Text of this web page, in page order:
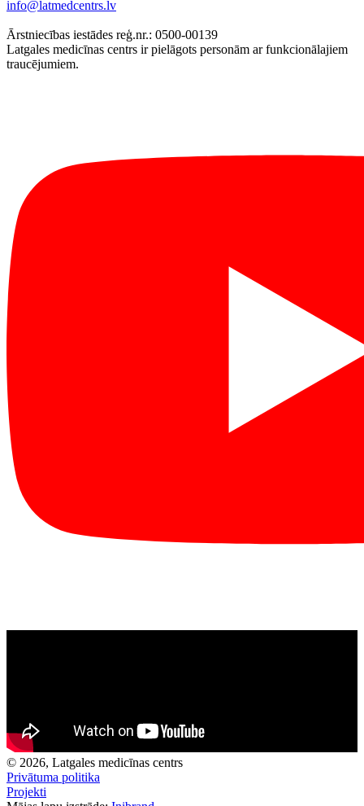
info@latmedcentrs.lv
Ārstniecības iestādes reģ.nr.: 0500-00139
Latgales medicīnas centrs ir pielāgots personām ar funkcionālajiem
traucējumiem.
© 2026, Latgales medicīnas centrs
Privātuma politika
Projekti